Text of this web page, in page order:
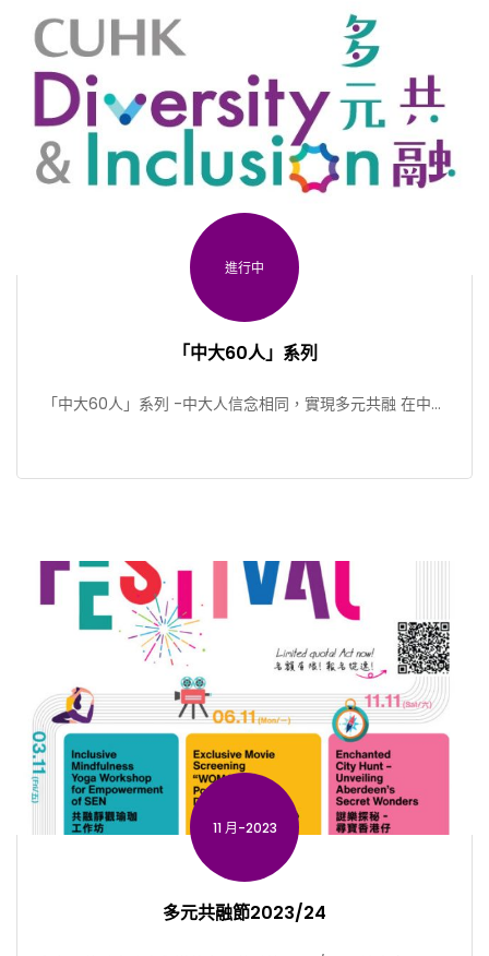
進行中
「中大60人」系列
「中大60人」系列 -中大人信念相同，實現多元共融 在中大
11 月-2023
多元共融節2023/24